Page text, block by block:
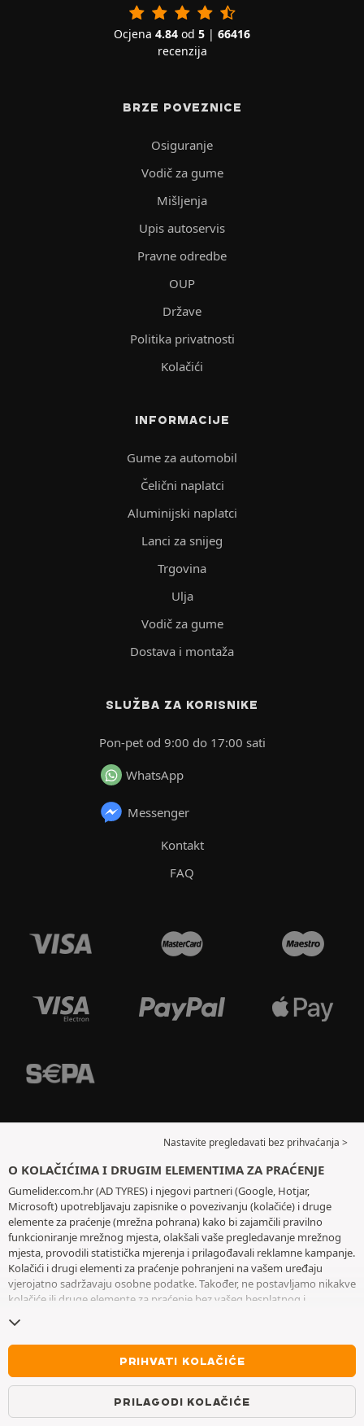
Ocjena 4.84 od 5 | 66416
recenzija
BRZE POVEZNICE
Osiguranje
Vodič za gume
Mišljenja
Upis autoservis
Pravne odredbe
OUP
Države
Politika privatnosti
Kolačići
INFORMACIJE
Gume za automobil
Čelični naplatci
Aluminijski naplatci
Lanci za snijeg
Trgovina
Ulja
Vodič za gume
Dostava i montaža
SLUŽBA ZA KORISNIKE
Pon-pet od 9:00 do 17:00 sati
WhatsApp
Messenger
Kontakt
FAQ
Nastavite pregledavati bez prihvaćanja >
O KOLAČIĆIMA I DRUGIM ELEMENTIMA ZA PRAĆENJE
Gumelider.com.hr (AD TYRES) i njegovi partneri (Google, Hotjar,
Microsoft) upotrebljavaju zapisnike o povezivanju (kolačiće) i druge
elemente za praćenje (mrežna pohrana) kako bi zajamčili pravilno
funkcioniranje mrežnog mjesta, olakšali vaše pregledavanje mrežnog
mjesta, provodili statistička mjerenja i prilagođavali reklamne kampanje.
Kolačići i drugi elementi za praćenje pohranjeni na vašem uređaju
vjerojatno sadržavaju osobne podatke. Također, ne postavljamo nikakve
kolačiće ili druge elemente za praćenje bez vašeg besplatnog i
Zadržavamo vaš odabir tijekom šest mjeseci. Svoj pristanak možete
povući u bilo kojem trenutku posjetom stranice posvećenekolačićima i
drugim elementima za praćenje. Možete odabrati pregledavanje bez
prihvaćanja pohranjivanja kolačića ili drugih elemenata za praćenje.
Odbijanjem se ne onemogućava pristupanje uslugama AD TYRES. Za
više informacija pogledajtestranicu posvećenu kolačićima i drugim
elementima za praćenje.
PRIHVATI KOLAČIĆE
PRILAGODI KOLAČIĆE